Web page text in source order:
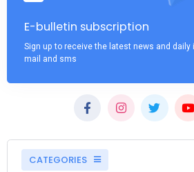
E-bulletin subscription
Sign up to receive the latest news and daily
mail and sms
CATEGORIES